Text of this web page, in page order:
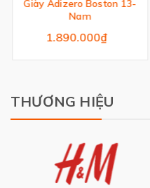
Giày Adizero Boston 13-
Nam
1.890.000₫
THƯƠNG HIỆU